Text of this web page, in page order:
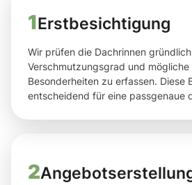
1Erstbesichtigung
Wir prüfen die Dachrinnen
Verschmutzungsgrad und
Besonderheiten zu erfassen. Diese
entscheidend für eine passgenaue
2